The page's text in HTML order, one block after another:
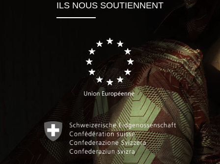
ILS NOUS SOUTIENNENT